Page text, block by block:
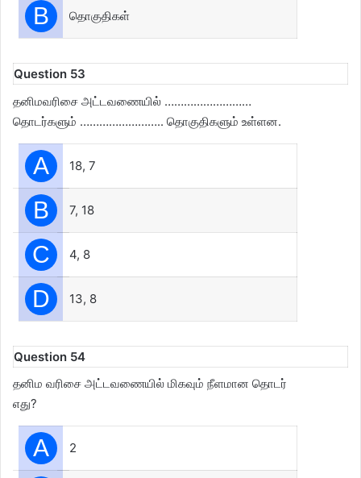
B தொகுதிகள்
Question 53
தனிமவரிசை அட்டவணையில் ………………………
தொடர்களும் …………………….. தொகுதிகளும் உள்ளன.
A 18, 7
B 7, 18
C 4, 8
D 13, 8
Question 54
தனிம வரிசை அட்டவணையில் மிகவும் நீளமான தொடர்
எது?
A 2